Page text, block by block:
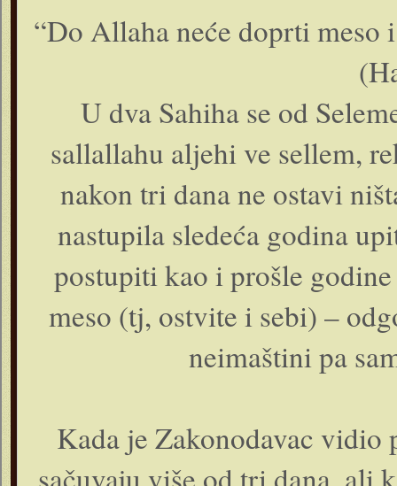
“Do Allaha neće doprti meso
U dva Sahiha se od
sallallahu aljehi ve sellem,
nakon tri dana ne ostavi
nastupila sledeća godina
postupiti kao i prošle
meso (tj, ostvite i sebi) –
neimaštini pa
Kada je Zakonodavac vidio
sačuvaju više od tri dana, ali